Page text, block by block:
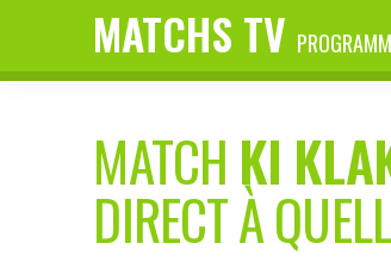
MATCHS TV
MATCH KI
DIRECT À